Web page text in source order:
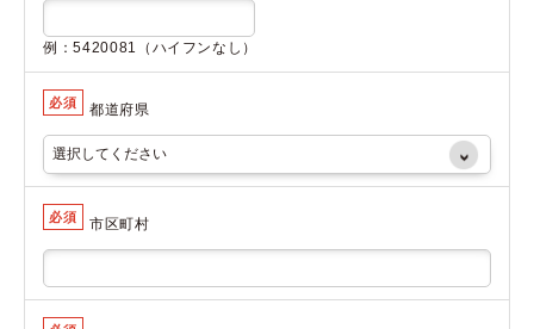
例：5420081（ハイフンなし）
必須 都道府県
必須 市区町村